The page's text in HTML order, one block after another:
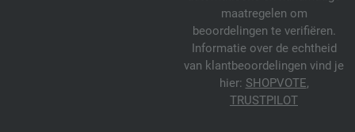
maatregelen om
beoordelingen te verifiëren.
Informatie over de echtheid
van klantbeoordelingen vind je
hier: SHOPVOTE,
TRUSTPILOT